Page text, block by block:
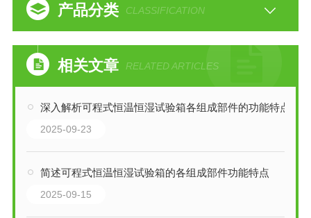
产品分类 CLASSIFICATION
相关文章 RELATED ARTICLES
深入解析可程式恒温恒湿试验箱各组成部件的功能特点
2025-09-23
简述可程式恒温恒湿试验箱的各组成部件功能特点
2025-09-15